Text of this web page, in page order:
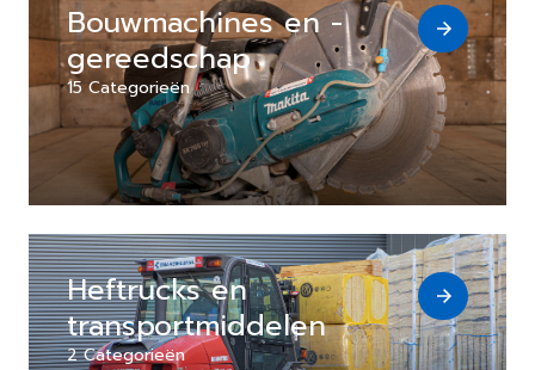
Bouwmachines en -
gereedschap
15 Categorieën
Heftrucks en
transportmiddelen
2 Categorieën